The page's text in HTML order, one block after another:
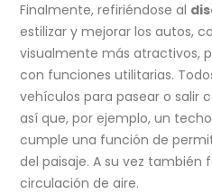
Finalmente, refiriéndose al
estilizar y mejorar los autos,
visualmente más atractivos,
con funciones utilitarias.
vehículos para pasear o salir
así que, por ejemplo, un
cumple una función de
del paisaje. A su vez también
circulación de aire.